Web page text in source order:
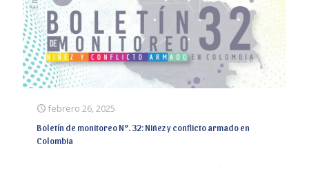
febrero 26, 2025
Boletín de monitoreo N°. 32: Niñez y conflicto armado en
Colombia